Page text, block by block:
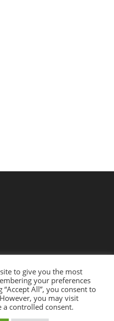
to give you the most
your preferences
All”, you consent to
you may visit
a controlled consent.